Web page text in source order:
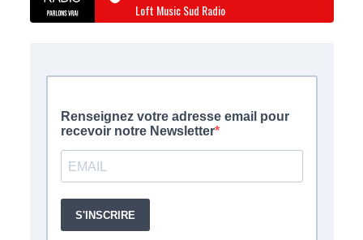
Loft Music Sud Radio